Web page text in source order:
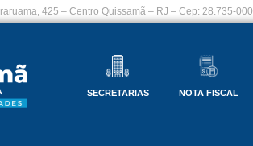
425 – Centro Quissamã – RJ – Cep: 28.735-000
SECRETARIAS NOTA FISCAL